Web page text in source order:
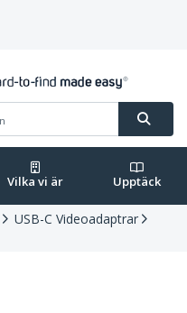
Vilka vi är Upptäck
USB-C Videoadaptrar